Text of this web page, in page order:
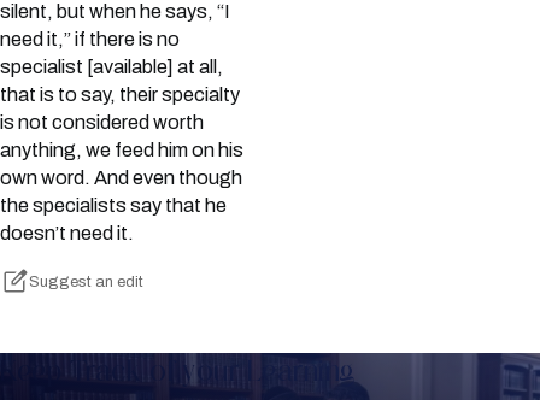
silent, but when he says, “I
need it,” if there is no
specialist [available] at all,
that is to say, their specialty
is not considered worth
anything, we feed him on his
own word. And even though
the specialists say that he
doesn’t need it.
Suggest an edit
Keep Track of your Learning